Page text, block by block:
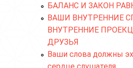
БАЛАНС И ЗАКОН
ВАШИ ВНУТРЕННИЕ
ВНУТРЕННИЕ
ДРУЗЬЯ
Ваши слова должны
сердце слушателя